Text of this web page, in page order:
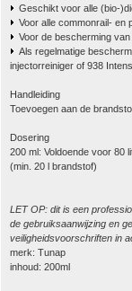
Geschikt voor alle (bio-
Voor alle commonrail- en
Voor de bescherming
Als regelmatige
injectorreiniger of 938
Handleiding
Toevoegen aan de
Dosering
200 ml: Voldoende voor 80
(min. 20 l brandstof)
LET OP: dit is een
de gebruiksaanwijzing en
veiligheidsvoorschriften in
merk: Tunap
inhoud: 200ml